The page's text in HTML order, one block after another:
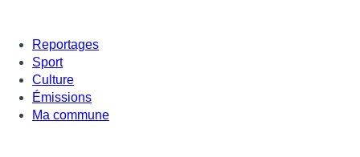
Reportages
Sport
Culture
Émissions
Ma commune